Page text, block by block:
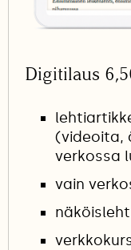
Digitilaus
(videoita,
verkossa
vain